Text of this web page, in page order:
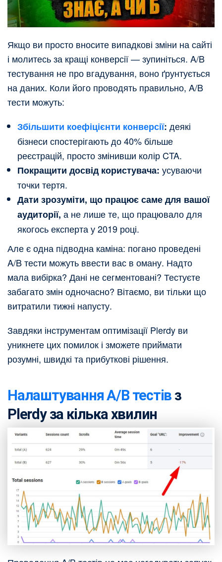
Якщо ви просто вносите випадкові зміни на сайті
і молитесь за кращі конверсії — зупиніться. A/B
тестування не про вгадування, воно ґрунтується
на даних. Коли його проводять правильно, A/B
тести можуть:
Збільшити коефіцієнти конверсії: деякі
бізнеси спостерігають до 40% більше
реєстрацій, просто змінивши колір CTA.
Покращити досвід користувача: усуваючи
точки тертя.
Дати зрозуміти, що працює саме для вашої
аудиторії, а не лише те, що працювало для
якогось експерта у 2019 році.
Але є одна підводна каміна: погано проведені
A/B тести можуть ввести вас в оману. Надто
мала вибірка? Дані не сегментовані? Тестуєте
забагато змін одночасно? Вітаємо, ви тільки що
витратили тижні напусту.
Завдяки інструментам оптимізації Plerdy ви
уникнете цих помилок і зможете приймати
розумні, швидкі та прибуткові рішення.
Налаштування A/B тестів з
Plerdy за кілька хвилин